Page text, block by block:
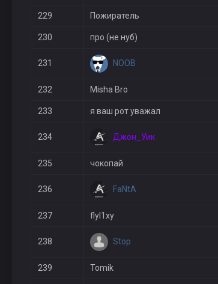
229 Пожиратель
230 про (не нуб)
231 NOOB
232 Misha Bro
233 я ваш рот уважал
234 Джон_Уик
235 чокопай
236 FaNtA
237 flyl1xy
238 Stop
239 Tomik